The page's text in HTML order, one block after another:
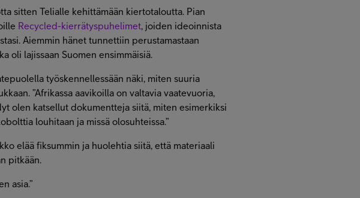
sitten Telialle kehittämään kiertotaloutta. Pian
Recycled-kierrätyspuhelimet , joiden ideoinnista
Aiemmin hänet tunnettiin perustamastaan
oli lajissaan Suomen ensimmäisiä.
työskennellessään näki, miten suuria
”Afrikassa aavikoilla on valtavia vaatevuoria,
olen katsellut dokumentteja siitä, miten esimerkiksi
louhitaan ja missä olosuhteissa.”
elää fiksummin ja huolehtia siitä, että materiaali
pitkään.
asia.”